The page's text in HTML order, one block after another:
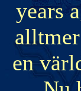
years
en